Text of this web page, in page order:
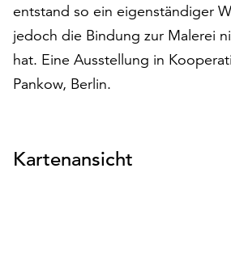
„Cookie-
Einstellungen“
zur
Verfügung.
Funktionale
auch
ohne
entstand so ein eigenständiger
jedoch die Bindung zur Malerei
hat. Eine Ausstellung in
Pankow, Berlin.
Kartenansicht